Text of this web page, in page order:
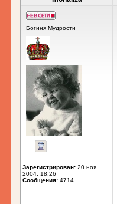
Богиня Мудрости
Зарегистрирован: 20 ноя
2004, 18:26
Сообщения: 4714